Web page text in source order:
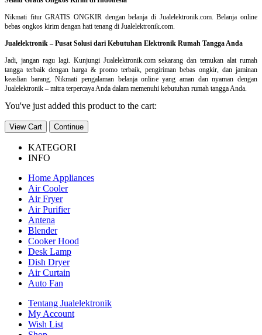
Nikmati fitur GRATIS ONGKIR dengan belanja di Jualelektronik.com. Belanja online
bebas ongkos kirim dengan hati tenang di Jualelektronik.com.
Jualelektronik – Pusat Solusi dari Kebutuhan Elektronik Rumah Tangga Anda
Jadi, jangan ragu lagi. Kunjungi Jualelektronik.com sekarang dan temukan alat rumah
tangga terbaik dengan harga & promo terbaik, pengiriman bebas ongkir, dan jaminan
keaslian barang. Nikmati pengalaman belanja online yang aman dan nyaman dengan
Jualelektronik – mitra terpercaya Anda dalam memenuhi kebutuhan rumah tangga Anda.
You've just added this product to the cart:
View Cart Continue
KATEGORI
INFO
Home Appliances
Air Cooler
Air Fryer
Air Purifier
Antena
Blender
Cooker Hood
Desk Lamp
Dish Dryer
Air Curtain
Auto Fan
Tentang Jualelektronik
My Account
Wish List